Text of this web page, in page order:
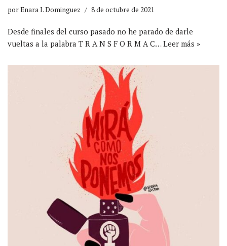
porEnara I. Dominguez 8 de octubre de 2021
Desde finales del curso pasado no he parado de darle
vueltas a la palabra T R A N S F O R M A C…Leer más »